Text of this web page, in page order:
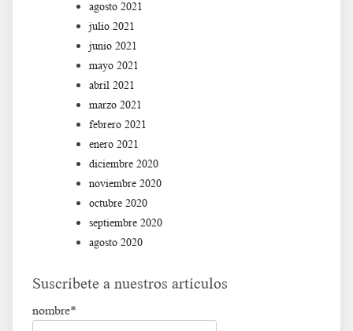
agosto 2021
julio 2021
junio 2021
mayo 2021
abril 2021
marzo 2021
febrero 2021
enero 2021
diciembre 2020
noviembre 2020
octubre 2020
septiembre 2020
agosto 2020
Suscríbete a nuestros artículos
nombre*